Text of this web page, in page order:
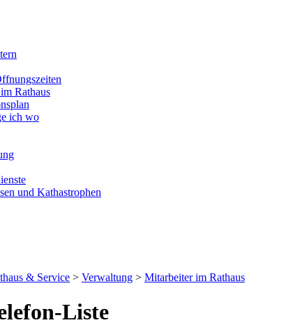
Rathaus
ich wo
und Kathastrophen
& Service > Verwaltung > Mitarbeiter im Rathaus
Liste